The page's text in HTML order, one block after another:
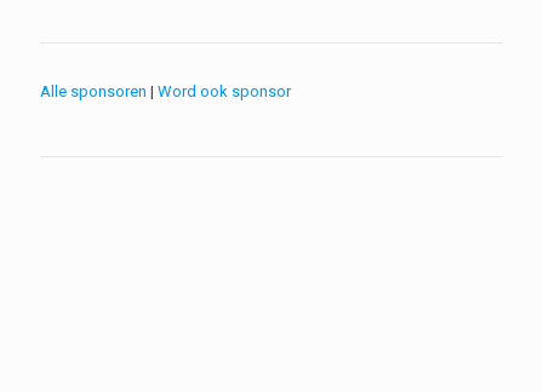
Alle sponsoren | Word ook sponsor